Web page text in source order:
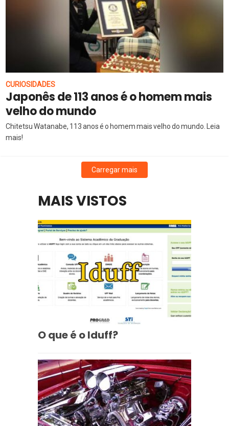
CURIOSIDADES
Japonês de 113 anos é o homem mais
velho do mundo
Chitetsu Watanabe, 113 anos é o homem mais velho do mundo. Leia
mais!
Carregar mais
MAIS VISTOS
O que é o Iduff?